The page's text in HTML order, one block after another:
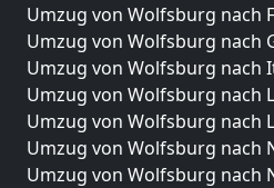
Umzug von Wolfsburg nach
Umzug von Wolfsburg nach
Umzug von Wolfsburg nach
Umzug von Wolfsburg nach
Umzug von Wolfsburg nach
Umzug von Wolfsburg nach
Umzug von Wolfsburg nach